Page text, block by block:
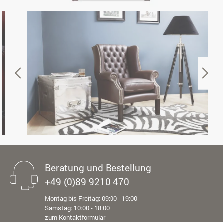
Beratung und Bestellung
+49 (0)89 9210 470
Montag bis Freitag: 09:00 - 19:00
Samstag: 10:00 - 18:00
zum Kontaktformular